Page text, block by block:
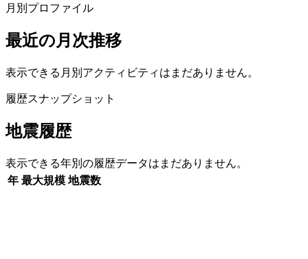
月別プロファイル
最近の月次推移
表示できる月別アクティビティはまだありません。
履歴スナップショット
地震履歴
表示できる年別の履歴データはまだありません。
年 最大規模 地震数